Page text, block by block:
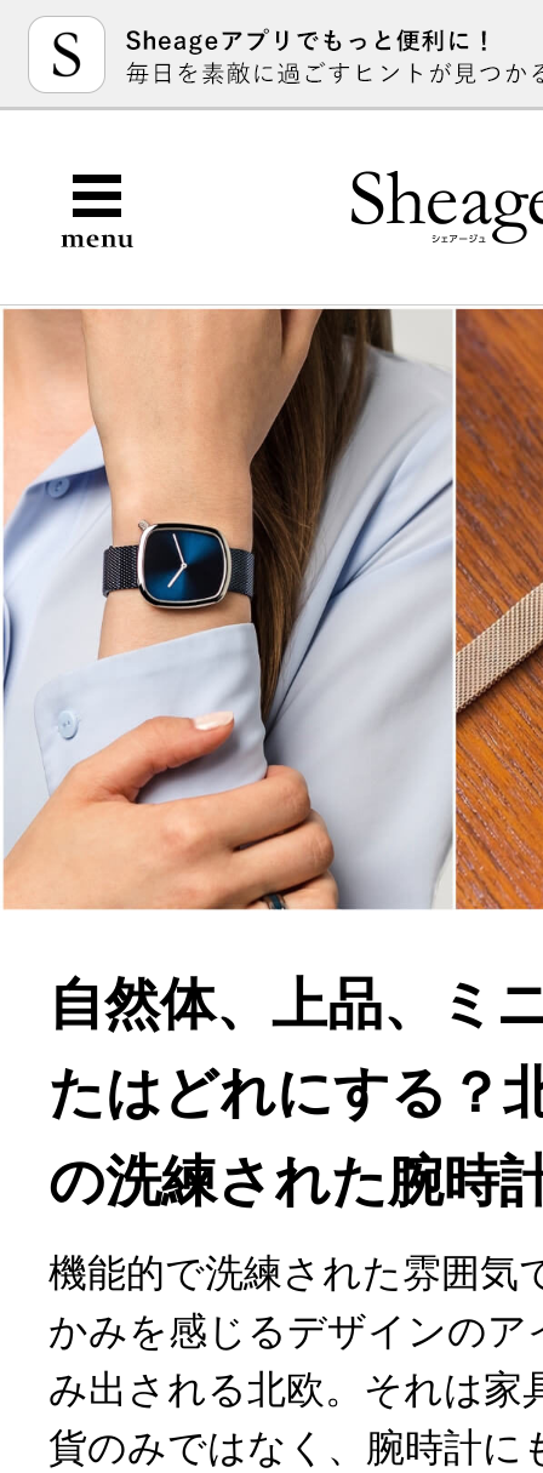
自然体、上品、ミ
たはどれにする？
の洗練された腕時
機能的で洗練された雰囲気
かみを感じるデザインのア
み出される北欧。それは家
貨のみではなく、腕時計に